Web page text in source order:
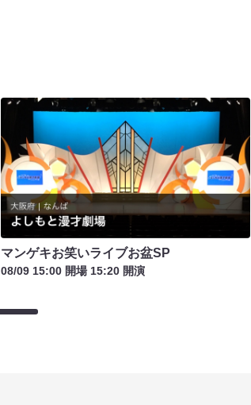
マンゲキお笑いライブお盆SP
08/09 15:00 開場 15:20 開演